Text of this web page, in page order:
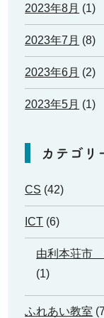
2023年8月 (1)
2023年7月 (8)
2023年6月 (2)
2023年5月 (1)
カテゴリ
CS (42)
ICT (6)
由利本荘市
(1)
ふれあい教室